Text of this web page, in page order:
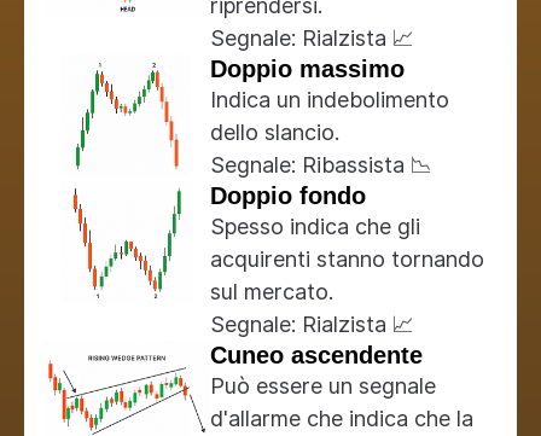
riprendersi.
Segnale: Rialzista 📈
Doppio massimo
Indica un indebolimento
dello slancio.
Segnale: Ribassista 📉
Doppio fondo
Spesso indica che gli
acquirenti stanno tornando
sul mercato.
Segnale: Rialzista 📈
Cuneo ascendente
Può essere un segnale
d'allarme che indica che la